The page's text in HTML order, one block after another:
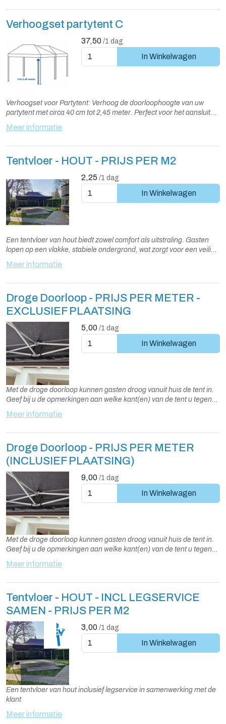
Verhoogset partytent C
37,50 /1 dag
In Winkelwagen
Verhoogset voor Partytent: Verhoog de doorloophoogte van uw
partytent met circa 40 cm tot 2,45 meter. Perfect voor het aansluiten
op een veranda of carport, of wanneer u de tent tegen een gevel
plaatst. De set bevat verhoogde staanders en extra hoge zijwanden
Meer informatie
Tentvloer - HOUT - PRIJS PER M2
2,25 /1 dag
In Winkelwagen
Een tentvloer van hout biedt zowel comfort als uitstraling. Gasten
lopen op een vlakke, stabiele ondergrond, wat zorgt voor een veilige
gezellige sfeer in de tent.
Meer informatie
Droge Doorloop - PRIJS PER METER -
EXCLUSIEF PLAATSING
5,00 /1 dag
In Winkelwagen
Met de droge doorloop kunnen gasten droog vanuit huis de tent in.
Geef bij u de opmerkingen aan welke kant(en) van de tent u tegen
de gevel plaatst en van een regengoot wilt voorzien
Meer informatie
Droge Doorloop - PRIJS PER METER
(INCLUSIEF PLAATSING)
9,00 /1 dag
In Winkelwagen
Met de droge doorloop kunnen gasten droog vanuit huis de tent in.
Geef bij u de opmerkingen aan welke kant(en) van de tent u tegen
de gevel plaatst en van een regengoot wilt voorzien
Meer informatie
Tentvloer - HOUT - INCL LEGSERVICE
SAMEN - PRIJS PER M2
3,00 /1 dag
In Winkelwagen
Een tentvloer van hout inclusief legservice in samenwerking met de
klant
Meer informatie